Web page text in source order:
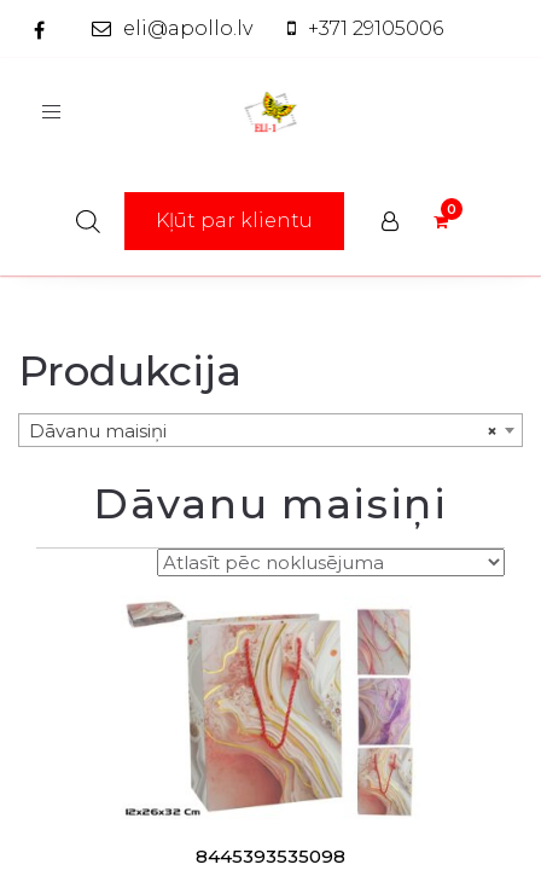
eli@apollo.lv +371 29105006
Toggle
Kļūt par klientu
Produkcija
×
Dāvanu maisiņi
Dāvanu maisiņi
8445393535098